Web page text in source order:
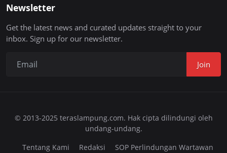
Newsletter
Get the latest news and curated updates straight to your
inbox. Sign up for our newsletter.
Join
© 2013-2025 teraslampung.com. Hak cipta dilindungi oleh
undang-undang.
Tentang Kami
Redaksi
SOP Perlindungan Wartawan